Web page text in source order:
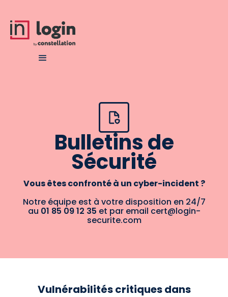
Bulletins de
Sécurité
Vous êtes confronté à un cyber-incident ?
Notre équipe est à votre disposition en 24/7
au 01 85 09 12 35 et par email cert@login-
securite.com
Vulnérabilités critiques dans